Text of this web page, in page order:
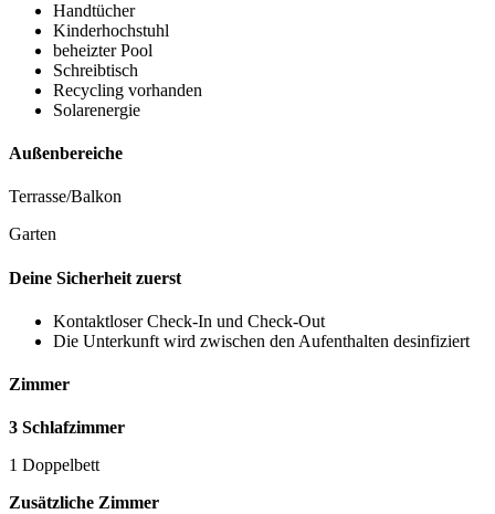
Handtücher
Kinderhochstuhl
beheizter Pool
Schreibtisch
Recycling vorhanden
Solarenergie
Außenbereiche
Terrasse/Balkon
Garten
Deine Sicherheit zuerst
Kontaktloser Check-In und Check-Out
Die Unterkunft wird zwischen den Aufenthalten desinfiziert
Zimmer
3 Schlafzimmer
1 Doppelbett
Zusätzliche Zimmer